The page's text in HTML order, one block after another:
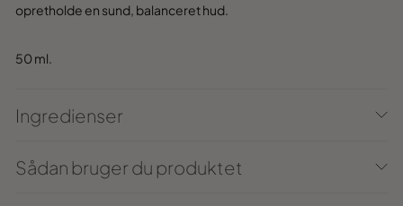
opretholde en sund, balanceret hud.
50 ml.
Ingredienser
Sådan bruger du produktet